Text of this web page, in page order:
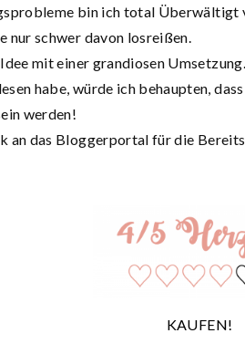
bin ich total Überwältigt
nur schwer davon losreißen.
mit einer grandiosen
habe, würde ich behaupten,
werden!
an das Bloggerportal für die
KAUFEN!